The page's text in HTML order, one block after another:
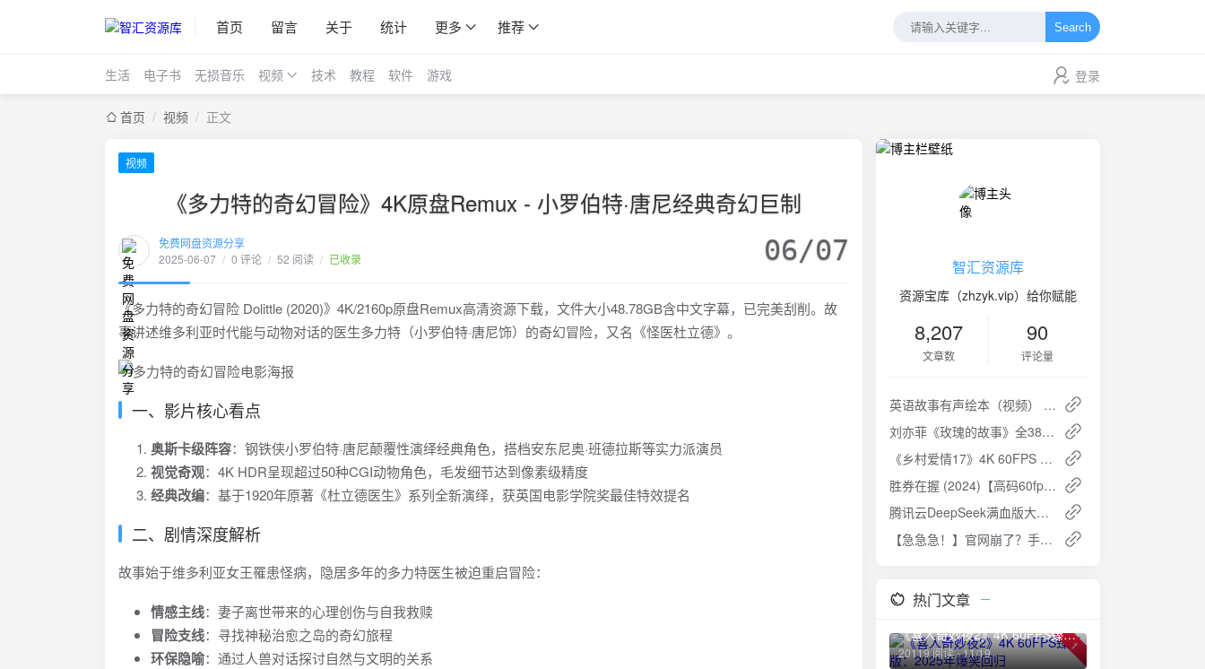
首页 留言 关于 统计 更多 推荐 Search
生活 电子书 无损音乐 视频 技术 教程 软件 游戏 登录
首页 / 视频 / 正文
视频
《多力特的奇幻冒险》4K原盘Remux - 小罗伯特·唐尼经典奇幻巨制
免费网盘资源分享
2025-06-07 / 0 评论 / 52 阅读 / 已收录 06/07
《多力特的奇幻冒险 Dolittle (2020)》4K/2160p原盘Remux高清资源下载，文件大小48.78GB含中文字幕，已完美刮削。故
事讲述维多利亚时代能与动物对话的医生多力特（小罗伯特·唐尼饰）的奇幻冒险，又名《怪医杜立德》。
一、影片核心看点
奥斯卡级阵容：钢铁侠小罗伯特·唐尼颠覆性演绎经典角色，搭档安东尼奥·班德拉斯等实力派演员
视觉奇观：4K HDR呈现超过50种CGI动物角色，毛发细节达到像素级精度
经典改编：基于1920年原著《杜立德医生》系列全新演绎，获英国电影学院奖最佳特效提名
二、剧情深度解析
故事始于维多利亚女王罹患怪病，隐居多年的多力特医生被迫重启冒险：
情感主线：妻子离世带来的心理创伤与自我救赎
冒险支线：寻找神秘治愈之岛的奇幻旅程
环保隐喻：通过人兽对话探讨自然与文明的关系
智汇资源库
资源宝库（zhzyk.vip）给你赋能
8,207
文章数
90
评论量
英语故事有声绘本（视频） - 儿童英语学习的理想选择
刘亦菲《玫瑰的故事》全38集 1080P 国语中字 [剧情/爱情]
《乡村爱情17》4K 60FPS 全集下载：象牙山婚姻保卫战爆笑开打！附全系列资源（2006-2025）🌾
胜券在握 (2024)【高码60fps】夸克网盘免费下载
腾讯云DeepSeek满血版大模型限时免费开放，2025年2月25日前速领AI红利
【急急急！】官网崩了？手把手教你白嫖DeepSeek满血版R1模型，打工人自救指南！
热门文章
1
《喜人奇妙夜2》4K 60FPS臻彩版：2025年爆笑回归
20119 阅读 - 11/19